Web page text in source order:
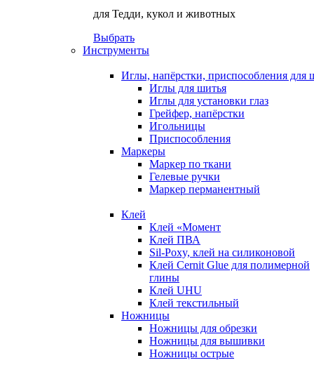
для Тедди, кукол и животных
Выбрать
Инструменты
Иглы, напёрстки, приспособления для
Иглы для шитья
Иглы для установки глаз
Грейфер, напёрстки
Игольницы
Приспособления
Маркеры
Маркер по ткани
Гелевые ручки
Маркер перманентный
Клей
Клей «Момент
Клей ПВА
Sil-Poxy, клей на силиконовой
Клей Cernit Glue для полимерной
глины
Клей UHU
Клей текстильный
Ножницы
Ножницы для обрезки
Ножницы для вышивки
Ножницы острые